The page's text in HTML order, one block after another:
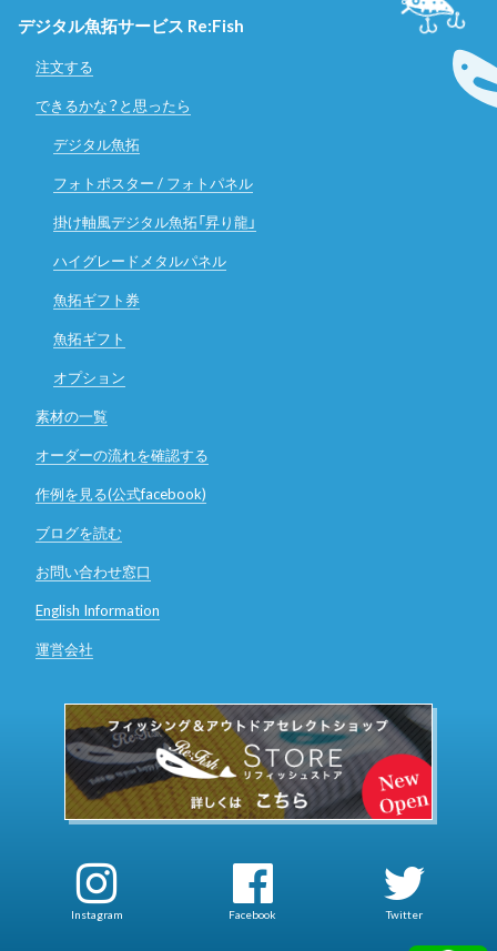
デジタル魚拓サービス Re:Fish
注文する
できるかな？と思ったら
デジタル魚拓
フォトポスター / フォトパネル
掛け軸風デジタル魚拓「昇り龍」
ハイグレードメタルパネル
魚拓ギフト券
魚拓ギフト
オプション
素材の一覧
オーダーの流れを確認する
作例を見る(公式facebook)
ブログを読む
お問い合わせ窓口
English Information
運営会社
Instagram Facebook Twitter